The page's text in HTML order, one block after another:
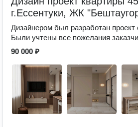
г.Ессентуки, ЖК
Дизайнером был разработан проект
Были учтены все пожелания
90 000 ₽